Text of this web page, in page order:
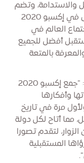
والاستدامة، وتضم
معروضات ومقتنيات من مشاركات الدول في إكسبو 2020
العالم في
مستقبل أفضل للجميع
بالمتعة
قال معالي الشيخ نهيان مبارك آل نهيان: "جمع إكسبو 2020
وأفكارها
ولأول مرة في تاريخ
مما أتاح لكل دولة
لتقدم تصورا
المستقبلية